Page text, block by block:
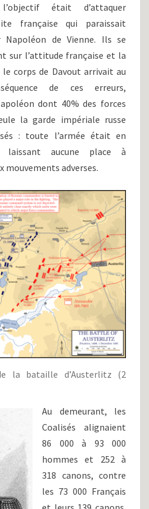
était d’attaquer
française qui paraissait
Napoléon de Vienne. Ils se
sur l’attitude française et la
corps de Davout arrivait au
de ces erreurs,
dont 40% des forces
la garde impériale russe
: toute l’armée était en
aucune place à
mouvements adverses.
la bataille d’Austerlitz (2
Au demeurant, les
Coalisés alignaient
86 000 à 93 000
hommes et 252 à
318 canons, contre
les 73 000 Français